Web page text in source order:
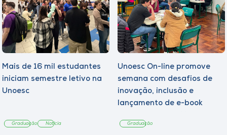
Mais de 16 mil estudantes
iniciam semestre letivo na
Unoesc
Graduação Notícia
Unoesc On-line promove
semana com desafios de
inovação, inclusão e
lançamento de e-book
Graduação